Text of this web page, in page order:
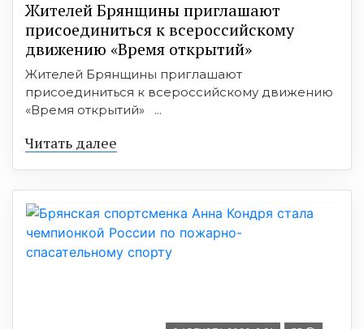
Жителей Брянщины приглашают
присоединиться к всероссийскому
движению «Время открытий»
Жителей Брянщины приглашают
присоединиться к всероссийскому движению
«Время открытий» ...
Читать далее